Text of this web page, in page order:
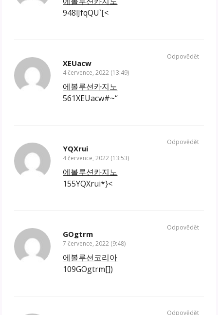
948lJfqQU`[<
XEUacw
4 července, 2022 (13:49)
에볼루션카지노
561XEUacw#~“
Odpovědět
YQXrui
4 července, 2022 (13:53)
에볼루션카지노
155YQXrui*}<
Odpovědět
GOgtrm
7 července, 2022 (9:48)
에볼루션코리아
109GOgtrm[])
Odpovědět
Odpovědět